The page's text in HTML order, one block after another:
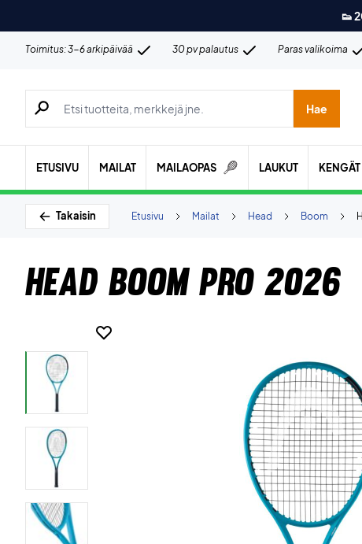
👟
Toimitus: 3-6 arkipäivää 30 pv palautus Paras valikoima
Hae tuotteita, merkkejä jne.
Hae
ETUSIVU MAILAT MAILAOPAS LAUKUT KENGÄT
Takaisin Boom
Head
Mailat
Etusivu
Head Boom Pro 2026